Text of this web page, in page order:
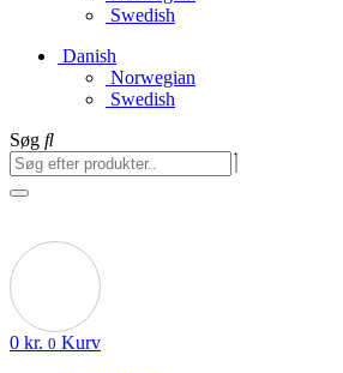
Swedish
Danish
Norwegian
Swedish
Søg
0 kr. 0 Kurv